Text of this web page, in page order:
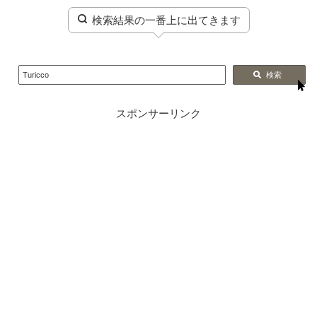
検索結果の一番上に出てきます
Turicco 検索
スポンサーリンク